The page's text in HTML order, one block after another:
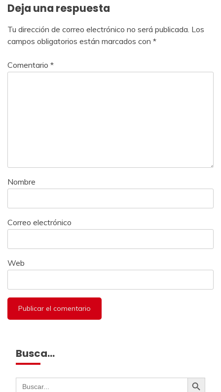
Deja una respuesta
Tu dirección de correo electrónico no será publicada. Los
campos obligatorios están marcados con *
Comentario *
Nombre
Correo electrónico
Web
Busca…
Buscar: Botón de búsqueda